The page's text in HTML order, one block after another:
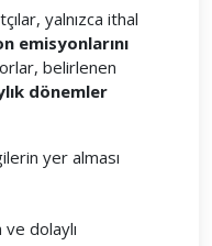
yalnızca ithal
emisyonlarını
belirlenen
dönemler
yer alması
dolaylı